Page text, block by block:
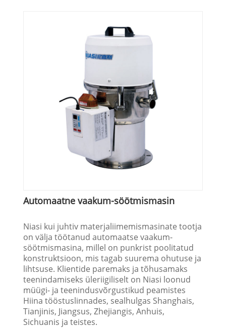
Automaatne vaakum-söötmismasin
Niasi kui juhtiv materjaliimemismasinate tootja
on välja töötanud automaatse vaakum-
söötmismasina, millel on punkrist poolitatud
konstruktsioon, mis tagab suurema ohutuse ja
lihtsuse. Klientide paremaks ja tõhusamaks
teenindamiseks üleriigiliselt on Niasi loonud
müügi- ja teenindusvõrgustikud peamistes
Hiina tööstuslinnades, sealhulgas Shanghais,
Tianjinis, Jiangsus, Zhejiangis, Anhuis,
Sichuanis ja teistes.